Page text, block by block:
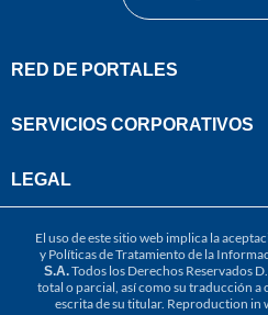
RED DE PORTALES
SERVICIOS CORPORATIVOS
LEGAL
El uso de este sitio web implica la
y Políticas de Tratamiento de la
S.A.Todos los Derechos Reservados
total o parcial, así como su traducción
escrita de su titular. Reproduction